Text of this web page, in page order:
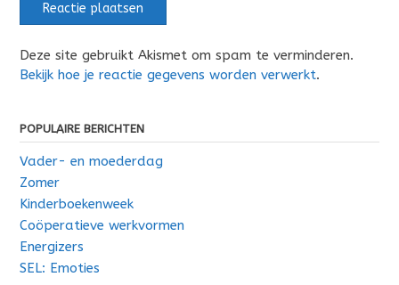
Deze site gebruikt Akismet om spam te verminderen.
Bekijk hoe je reactie gegevens worden verwerkt.
POPULAIRE BERICHTEN
Vader- en moederdag
Zomer
Kinderboekenweek
Coöperatieve werkvormen
Energizers
SEL: Emoties